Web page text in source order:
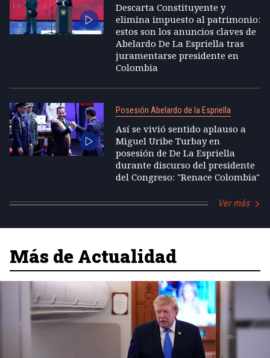
Descarta Constituyente y
elimina impuesto al patrimonio:
estos son los anuncios claves de
Abelardo De La Espriella tras
juramentarse presidente en
Colombia
Posesión Abelardo de la Espriella
Así se vivió sentido aplauso a
Miguel Uribe Turbay en
posesión de De La Espriella
durante discurso del presidente
del Congreso: "Renace Colombia"
Ver más
Más de Actualidad